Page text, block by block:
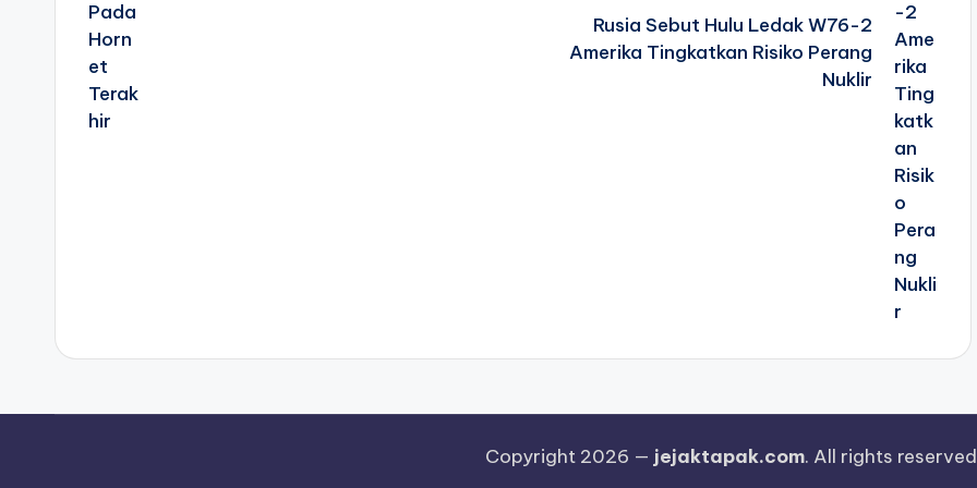
Rusia Sebut Hulu Ledak W76-2
Amerika Tingkatkan Risiko Perang
Nuklir
Copyright 2026 — jejaktapak.com. All rights